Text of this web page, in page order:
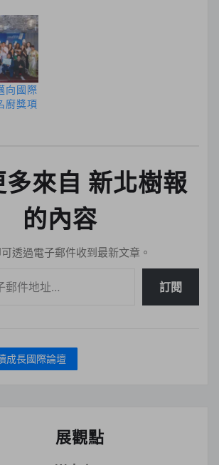
向國際
廚獎項
來自 新北樹報
的內容
透過電子郵件收到最新文章。
訂閱
成長國際論壇
展觀點